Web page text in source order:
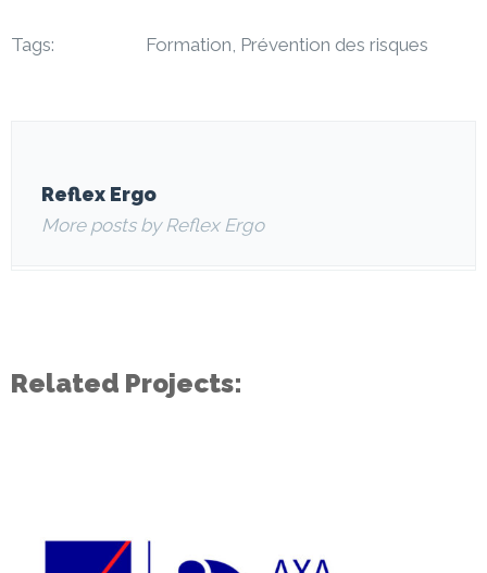
Tags: Formation, Prévention des risques
Reflex Ergo
More posts by Reflex Ergo
Related Projects: